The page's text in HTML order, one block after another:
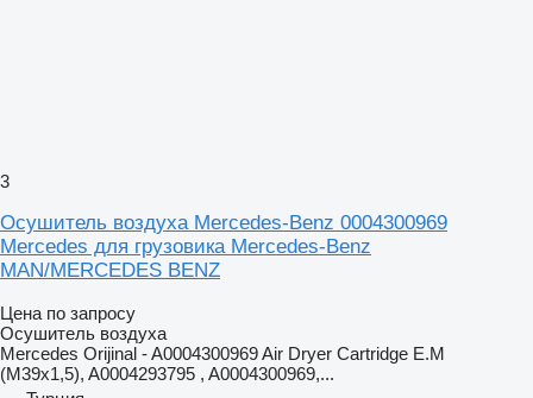
3
Осушитель воздуха Mercedes-Benz 0004300969
Mercedes для грузовика Mercedes-Benz
MAN/MERCEDES BENZ
Цена по запросу
Осушитель воздуха
Mercedes Orijinal - A0004300969 Air Dryer Cartridge E.M
(M39x1,5), A0004293795 , A0004300969,...